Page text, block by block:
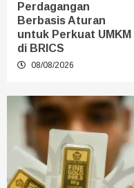
Perdagangan
Berbasis Aturan
untuk Perkuat UMKM
di BRICS
08/08/2026